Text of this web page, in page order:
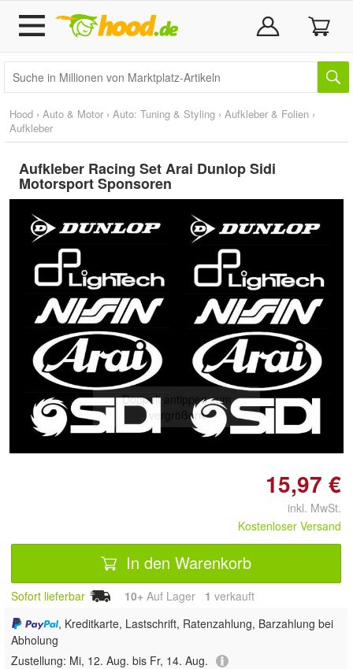
Hood › Auto & Motor › Auto: Tuning & Styling › Aufkleber & Folien ›
Aufkleber
Aufkleber Racing Set Arai Dunlop Sidi
Motorsport Sponsoren
Doppelt antippen zum
vergrößern
15,97 €
inkl. MwSt.
Kostenloser Versand
In den Warenkorb
Sofort lieferbar 10+ Auf Lager 1 verkauft
, Kreditkarte, Lastschrift, Ratenzahlung, Barzahlung bei
Abholung
Zustellung: Mi, 12. Aug. bis Fr, 14. Aug.